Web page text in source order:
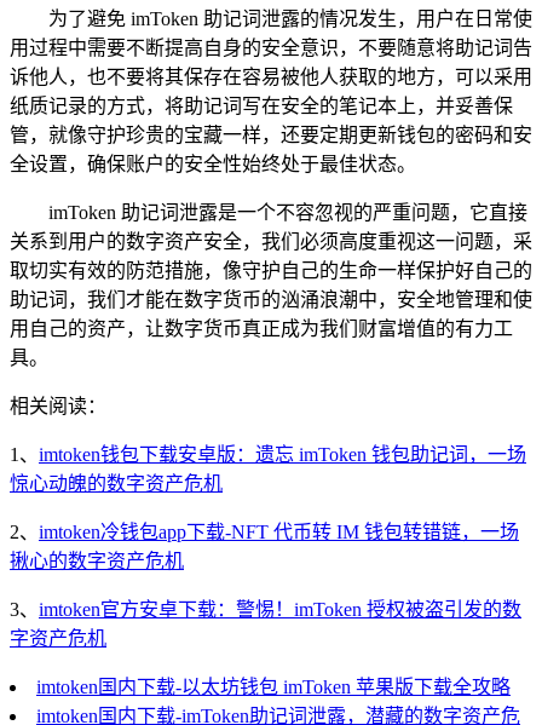
为了避免 imToken 助记词泄露的情况发生，用户在日常使
用过程中需要不断提高自身的安全意识，不要随意将助记词告
诉他人，也不要将其保存在容易被他人获取的地方，可以采用
纸质记录的方式，将助记词写在安全的笔记本上，并妥善保
管，就像守护珍贵的宝藏一样，还要定期更新钱包的密码和安
全设置，确保账户的安全性始终处于最佳状态。
imToken 助记词泄露是一个不容忽视的严重问题，它直接
关系到用户的数字资产安全，我们必须高度重视这一问题，采
取切实有效的防范措施，像守护自己的生命一样保护好自己的
助记词，我们才能在数字货币的汹涌浪潮中，安全地管理和使
用自己的资产，让数字货币真正成为我们财富增值的有力工
具。
相关阅读：
1、 imtoken钱包下载安卓版：遗忘 imToken 钱包助记词，一场
惊心动魄的数字资产危机
2、 imtoken冷钱包app下载-NFT 代币转 IM 钱包转错链，一场
揪心的数字资产危机
3、 imtoken官方安卓下载：警惕！imToken 授权被盗引发的数
字资产危机
imtoken国内下载-以太坊钱包 imToken 苹果版下载全攻略
imtoken国内下载-imToken助记词泄露，潜藏的数字资产危